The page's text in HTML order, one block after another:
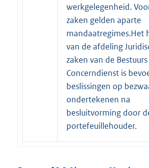
werkgelegenheid.
zaken gelden aparte
mandaatregimes.Het
van de afdeling
zaken van de
Concerndienst is
beslissingen op
ondertekenen na
besluitvorming door
portefeuillehouder.